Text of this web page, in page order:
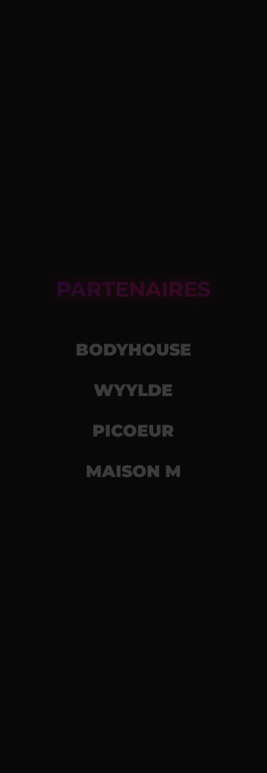
PARTENAIRES
BODYHOUSE
WYYLDE
PICOEUR
MAISON M